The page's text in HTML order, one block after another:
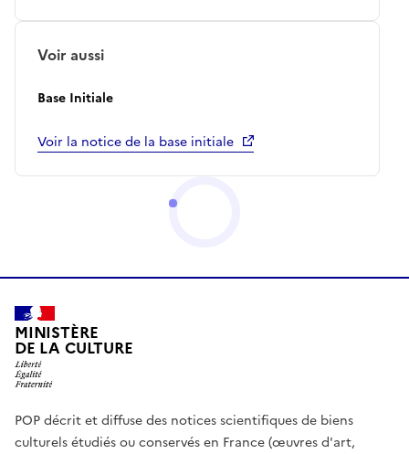
Voir aussi
Base Initiale
Voir la notice de la base initiale
MINISTÈRE
DE LA CULTURE
POP décrit et diffuse des notices scientifiques de biens
culturels étudiés ou conservés en France (œuvres d'art,